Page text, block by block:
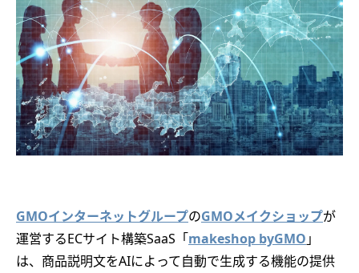
GMOインターネットグループのGMOメイクショップが
運営するECサイト構築SaaS「makeshop byGMO 」
は、商品説明文をAIによって自動で生成する機能の提供